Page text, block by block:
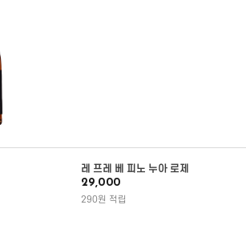
레 프레 베 피노 누아 로제
29,000
290원 적립